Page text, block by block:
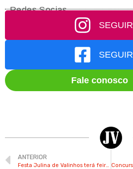
Redes Socias
SEGUIR
SEGUIR
Fale conosco
ANTERIOR
Festa Julina de Valinhos terá feira de malhas e tricôs